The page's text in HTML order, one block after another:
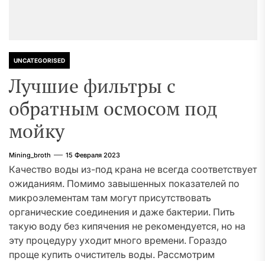
UNCATEGORISED
Лучшие фильтры с
обратным осмосом под
мойку
Mining_broth 15 Февраля 2023
Качество воды из-под крана не всегда соответствует
ожиданиям. Помимо завышенных показателей по
микроэлементам там могут присутствовать
органические соединения и даже бактерии. Пить
такую воду без кипячения не рекомендуется, но на
эту процедуру уходит много времени. Гораздо
проще купить очиститель воды. Рассмотрим